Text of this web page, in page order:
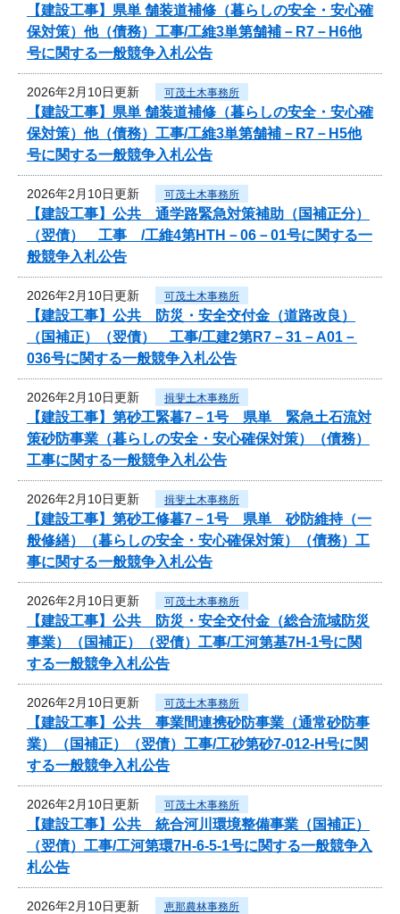
【建設工事】県単 舗装道補修（暮らしの安全・安心確
保対策）他（債務）工事/工維3単第舗補－R7－H6他
号に関する一般競争入札公告
2026年2月10日更新 可茂土木事務所
【建設工事】県単 舗装道補修（暮らしの安全・安心確
保対策）他（債務）工事/工維3単第舗補－R7－H5他
号に関する一般競争入札公告
2026年2月10日更新 可茂土木事務所
【建設工事】公共 通学路緊急対策補助（国補正分）
（翌債） 工事 /工維4第HTH－06－01号に関する一
般競争入札公告
2026年2月10日更新 可茂土木事務所
【建設工事】公共 防災・安全交付金（道路改良）
（国補正）（翌債） 工事/工建2第R7－31－A01－
036号に関する一般競争入札公告
2026年2月10日更新 揖斐土木事務所
【建設工事】第砂工緊暮7－1号 県単 緊急土石流対
策砂防事業（暮らしの安全・安心確保対策）（債務）
工事に関する一般競争入札公告
2026年2月10日更新 揖斐土木事務所
【建設工事】第砂工修暮7－1号 県単 砂防維持（一
般修繕）（暮らしの安全・安心確保対策）（債務）工
事に関する一般競争入札公告
2026年2月10日更新 可茂土木事務所
【建設工事】公共 防災・安全交付金（総合流域防災
事業）（国補正）（翌債）工事/工河第基7H-1号に関
する一般競争入札公告
2026年2月10日更新 可茂土木事務所
【建設工事】公共 事業間連携砂防事業（通常砂防事
業）（国補正）（翌債）工事/工砂第砂7-012‐H号に関
する一般競争入札公告
2026年2月10日更新 可茂土木事務所
【建設工事】公共 統合河川環境整備事業（国補正）
（翌債）工事/工河第環7H-6-5-1号に関する一般競争入
札公告
2026年2月10日更新 恵那農林事務所